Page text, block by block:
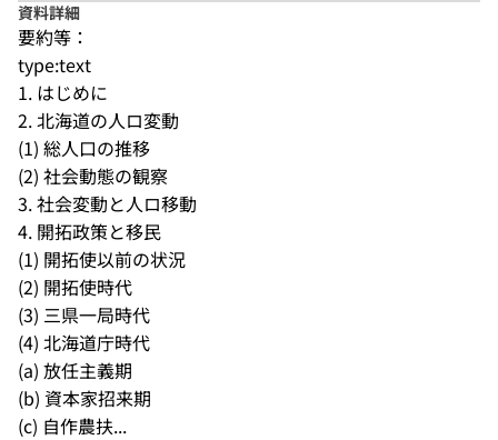
資料詳細
要約等：
type:text
1. はじめに
2. 北海道の人ロ変動
(1) 総人口の推移
(2) 社会動態の観察
3. 社会変動と人ロ移動
4. 開拓政策と移民
(1) 開拓使以前の状況
(2) 開拓使時代
(3) 三県一局時代
(4) 北海道庁時代
(a) 放任主義期
(b) 資本家招来期
(c) 自作農扶...